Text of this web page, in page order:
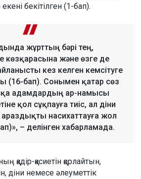
бекітілген (1-бап).
жұрттың бәрі тең,
көзқарасына және өзге де
кез келген кемсітуге
(16-бап). Сонымен қатар сөз
адамдардың ар-намысы
қол сұқпауға тиіс, ал діни
араздықты насихаттауға жол
– делінген хабарламада.
қадір-қасиетін қорлайтын,
діни немесе әлеуметтік